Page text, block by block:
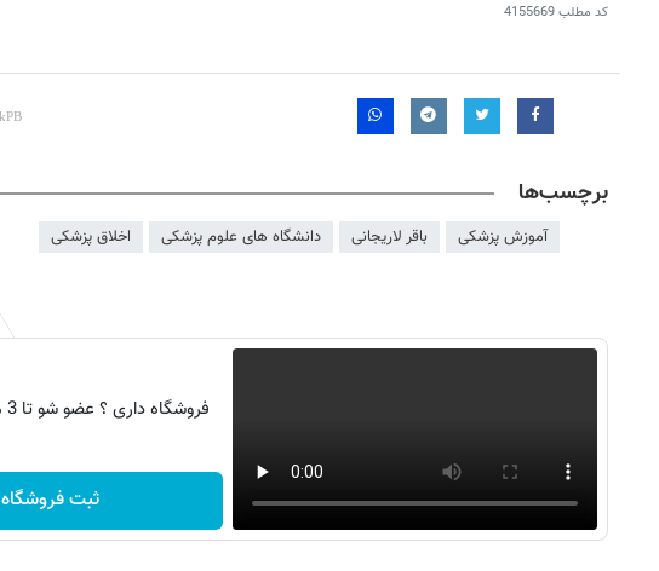
کد مطلب4155669
برچسب‌ها
آموزش پزشکی باقر لاریجانی دانشگاه های علوم پزشکی اخلاق پزشکی
فروشگاه داری ؟ عضو شو تا 3 میلیارد وام بگیر
ثبت فروشگاه